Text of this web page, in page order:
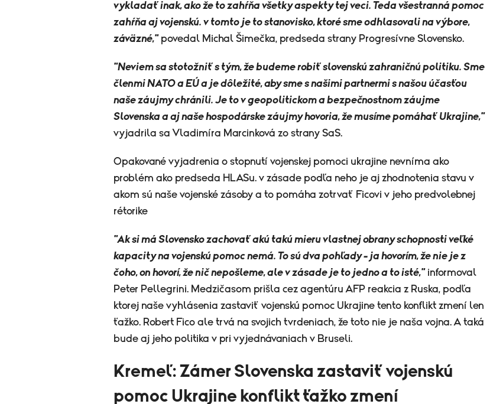
vykladať inak, ako že to zahŕňa všetky aspekty tej veci. Teda všestranná pomoc
zahŕňa aj vojenskú. v tomto je to stanovisko, ktoré sme odhlasovali na výbore,
záväzné,"povedal Michal Šimečka, predseda strany Progresívne Slovensko.
"Neviem sa stotožniť s tým, že budeme robiť slovenskú zahraničnú politiku. Sme
členmi NATO a EÚ a je dôležité, aby sme s našimi partnermi s našou účasťou
naše záujmy chránili. Je to v geopolitickom a bezpečnostnom záujme
Slovenska a aj naše hospodárske záujmy hovoria, že musíme pomáhať Ukrajine,"
vyjadrila sa Vladimíra Marcinková zo strany SaS.
Opakované vyjadrenia o stopnutí vojenskej pomoci ukrajine nevníma ako
problém ako predseda HLASu. v zásade podľa neho je aj zhodnotenia stavu v
akom sú naše vojenské zásoby a to pomáha zotrvať Ficovi v jeho predvolebnej
rétorike
"Ak si má Slovensko zachovať akú takú mieru vlastnej obrany schopnosti veľké
kapacity na vojenskú pomoc nemá. To sú dva pohľady – ja hovorím, že nie je z
čoho, on hovorí, že nič nepošleme, ale v zásade je to jedno a to isté,"informoval
Peter Pellegrini. Medzičasom prišla cez agentúru AFP reakcia z Ruska, podľa
ktorej naše vyhlásenia zastaviť vojenskú pomoc Ukrajine tento konflikt zmení len
ťažko. Robert Fico ale trvá na svojich tvrdeniach, že toto nie je naša vojna. A taká
bude aj jeho politika v pri vyjednávaniach v Bruseli.
Kremeľ: Zámer Slovenska zastaviť vojenskú
pomoc Ukrajine konflikt ťažko zmení